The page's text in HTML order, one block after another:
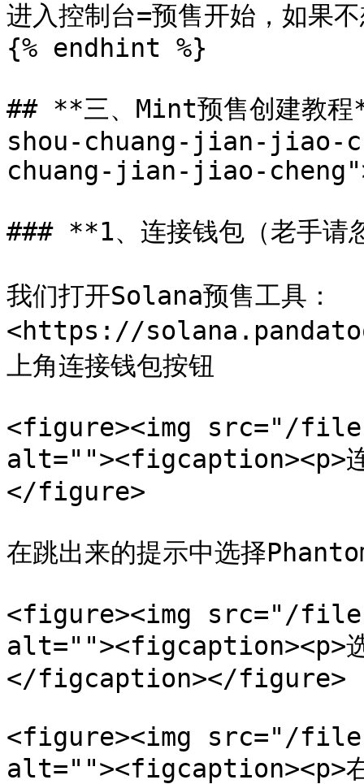
进入控制台=预售开始，如果
{% endhint %}
## **三、Mint预售创建
shou-chuang-jian-jiao-
chuang-jian-jiao-
### **1、连接钱包（老手请
我们打开Solana预售工具：
<https://
上角连接钱包按钮
<figure><img src="/files/
alt=""><figcaption><p>
</figure>
在跳出来的提示中选择
<figure><img src="/files/
alt=""><figcaption><p>选
</figcaption></figure>
<figure><img src="/files/
alt=""><figcaption><p>